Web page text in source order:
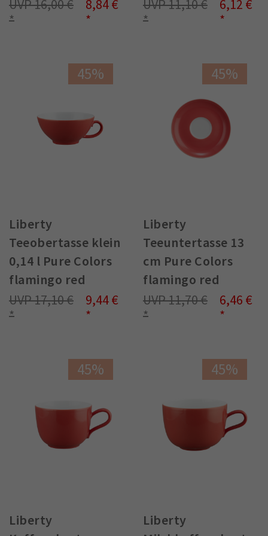
16,00 € 8,84 € 11,10 € 6,12 €
45%
Liberty
Teeobertasse klein
0,14 l Pure Colors
flamingo red
17,10 €
9,44 €
45%
Liberty
Teeuntertasse 13
cm Pure Colors
flamingo red
11,70 €
6,46 €
45%
Liberty
45%
Liberty